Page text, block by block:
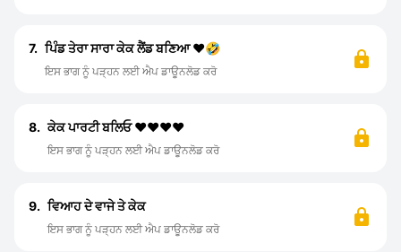
7. ਪਿੰਡ ਤੇਰਾ ਸਾਰਾ ਕੇਕ ਲੈਂਡ ਬਣਿਆ ❤️🤣
ਇਸ ਭਾਗ ਨੂੰ ਪੜ੍ਹਨ ਲਈ ਐਪ ਡਾਊਨਲੋਡ ਕਰੋ
8. ਕੇਕ ਪਾਰਟੀ ਬਲਿਓ ❤️❤️❤️❤️
ਇਸ ਭਾਗ ਨੂੰ ਪੜ੍ਹਨ ਲਈ ਐਪ ਡਾਊਨਲੋਡ ਕਰੋ
9. ਵਿਆਹ ਦੇ ਵਾਜੇ ਤੇ ਕੇਕ
ਇਸ ਭਾਗ ਨੂੰ ਪੜ੍ਹਨ ਲਈ ਐਪ ਡਾਊਨਲੋਡ ਕਰੋ